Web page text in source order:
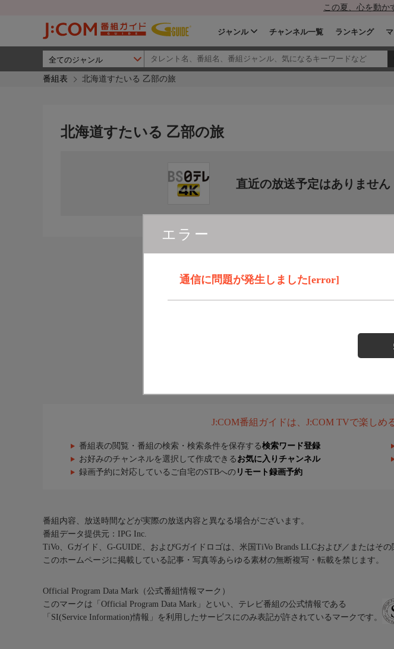
この夏、心を動か
ジャンル チャンネル一覧 ランキング
番組表 北海道すたいる 乙部の旅
エラー
通信に問題が発生しました[error]
北海道すたいる 乙部の旅
直近の放送予定はありません
J:COM番組ガイドは、J:COM TVで楽しめ
番組表の閲覧・番組の検索・検索条件を保存する検索ワード登録
お好みのチャンネルを選択して作成できる お気に入りチャンネル
録画予約に対応しているご自宅のSTBへの リモート録画予約
番組内容、放送時間などが実際の放送内容と異なる場合がございます。
番組データ提供元：IPG Inc.
TiVo、Gガイド、G-GUIDE、およびGガイドロゴは、米国TiVo Brands LLCおよび／またはそ
このホームページに掲載している記事・写真等あらゆる素材の無断複写・転載を禁じます。
Official Program Data Mark（公式番組情報マーク）
このマークは「Official Program Data Mark」といい、テレビ番組の公式情報である
「SI(Service Information)情報」を利用したサービスにのみ表記が許されているマークです。